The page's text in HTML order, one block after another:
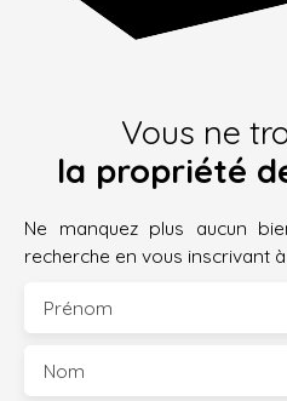
Vous ne
la propriété
Ne manquez plus aucun
recherche en vous inscrivant
Prénom
Nom